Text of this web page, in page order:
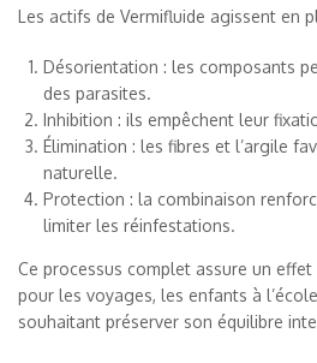
Les actifs de Vermifluide agissent en
Désorientation : les composants
des parasites.
Inhibition : ils empêchent leur
Élimination : les fibres et l’argile
naturelle.
Protection : la combinaison
limiter les réinfestations.
Ce processus complet assure un
pour les voyages, les enfants à
souhaitant préserver son équilibre